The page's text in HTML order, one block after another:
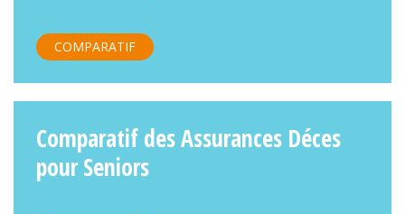
COMPARATIF
Comparatif des Assurances Déces
pour Seniors